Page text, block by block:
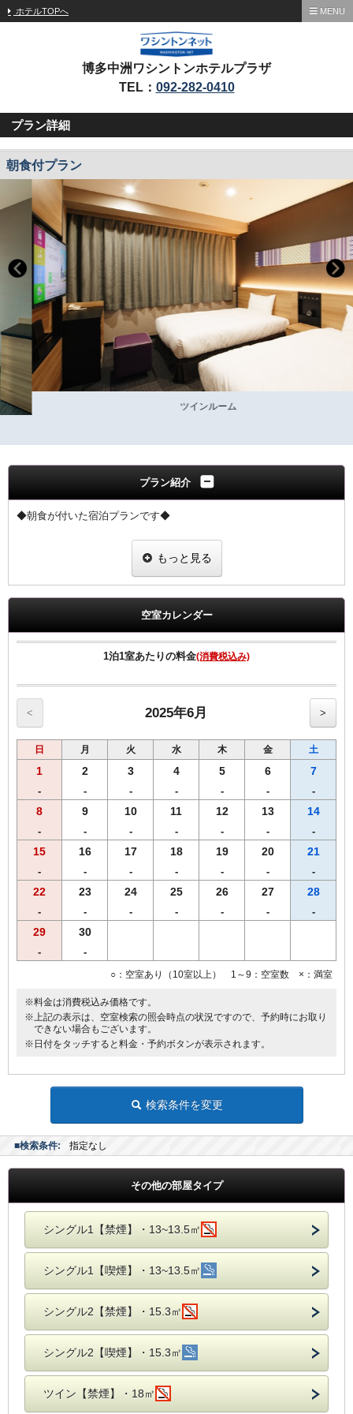
ホテルTOPへ MENU
博多中洲ワシントンホテルプラザ
TEL： 092-282-0410
プラン詳細
朝食付プラン
ツインルーム
プラン紹介
◆朝食が付いた宿泊プランです◆
会場：2階レストラン 6:30～10：00
【客室のご案内】
●高速インターネット回線（有線ＬＡＮ接続／無料）
●ベッドは、ゆったりワイドベッド採用。 （Serta製マットレス採
用）
●プリペイドカード式ＶＯＤシステム（1泊1000円／150タイトル見放
題）
■福岡市条例により2020年4月1日宿泊者1人1泊につき，以下のとおり
となります。
宿泊料金2万円以上 500円（うち県税50円）
※福岡市宿泊税はプラン料金に含まれておりません。
もっと見る
空室カレンダー
1泊1室あたりの料金(消費税込み)
< 2025年6月 >
日 月 火 水 木 金 土
1
-
2
-
3
-
4
-
5
-
6
-
7
-
8
-
9
-
10
-
11
-
12
-
13
-
14
-
15
-
16
-
17
-
18
-
19
-
20
-
21
-
22
-
23
-
24
-
25
-
26
-
27
-
28
-
29
-
30
-
○：空室あり（10室以上） 1～9：空室数 ×：満室
※料金は消費税込み価格です。
※上記の表示は、空室検索の照会時点の状況ですので、予約時にお取り
できない場合もございます。
※日付をタッチすると料金・予約ボタンが表示されます。
検索条件を変更
■検索条件: 指定なし
その他の部屋タイプ
シングル1【禁煙】・13~13.5㎡
シングル1【喫煙】・13~13.5㎡
シングル2【禁煙】・15.3㎡
シングル2【喫煙】・15.3㎡
ツイン【禁煙】・18㎡